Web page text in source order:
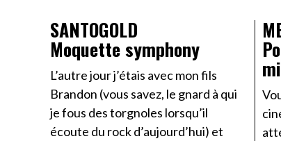
SANTOGOLD
Moquette symphony
L’autre jour j’étais avec mon fils
Brandon (vous savez, le gnard à qui
je fous des torgnoles lorsqu’il
écoute du rock d’aujourd’hui) et